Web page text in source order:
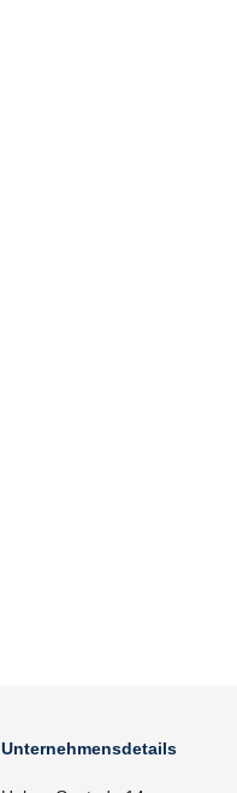
Unternehmensdetails